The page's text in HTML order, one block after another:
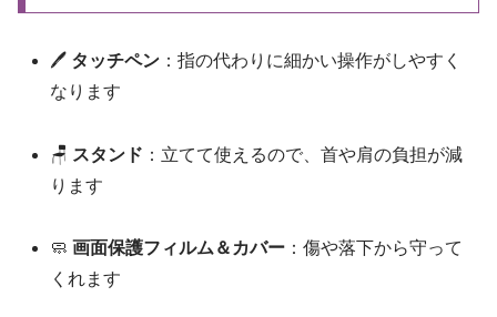
🖊 タッチペン ：指の代わりに細かい操作がしやすく
なります
🪑 スタンド ：立てて使えるので、首や肩の負担が減
ります
🧼画面保護フィルム＆カバー ：傷や落下から守って
くれます